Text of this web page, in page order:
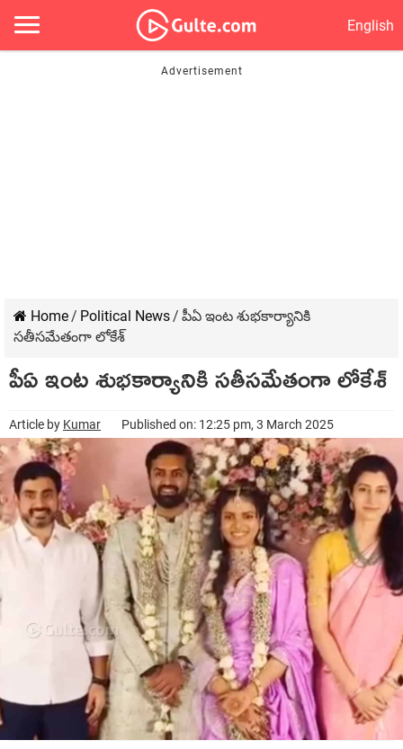
English
Home/ Political News/ పీఏ ఇంట శుభకార్యానికి
సతీసమేతంగా లోకేశ్
పీఏ ఇంట శుభకార్యానికి సతీసమేతంగా లోకేశ్
Article by Kumar Published on: 12:25 pm, 3 March 2025